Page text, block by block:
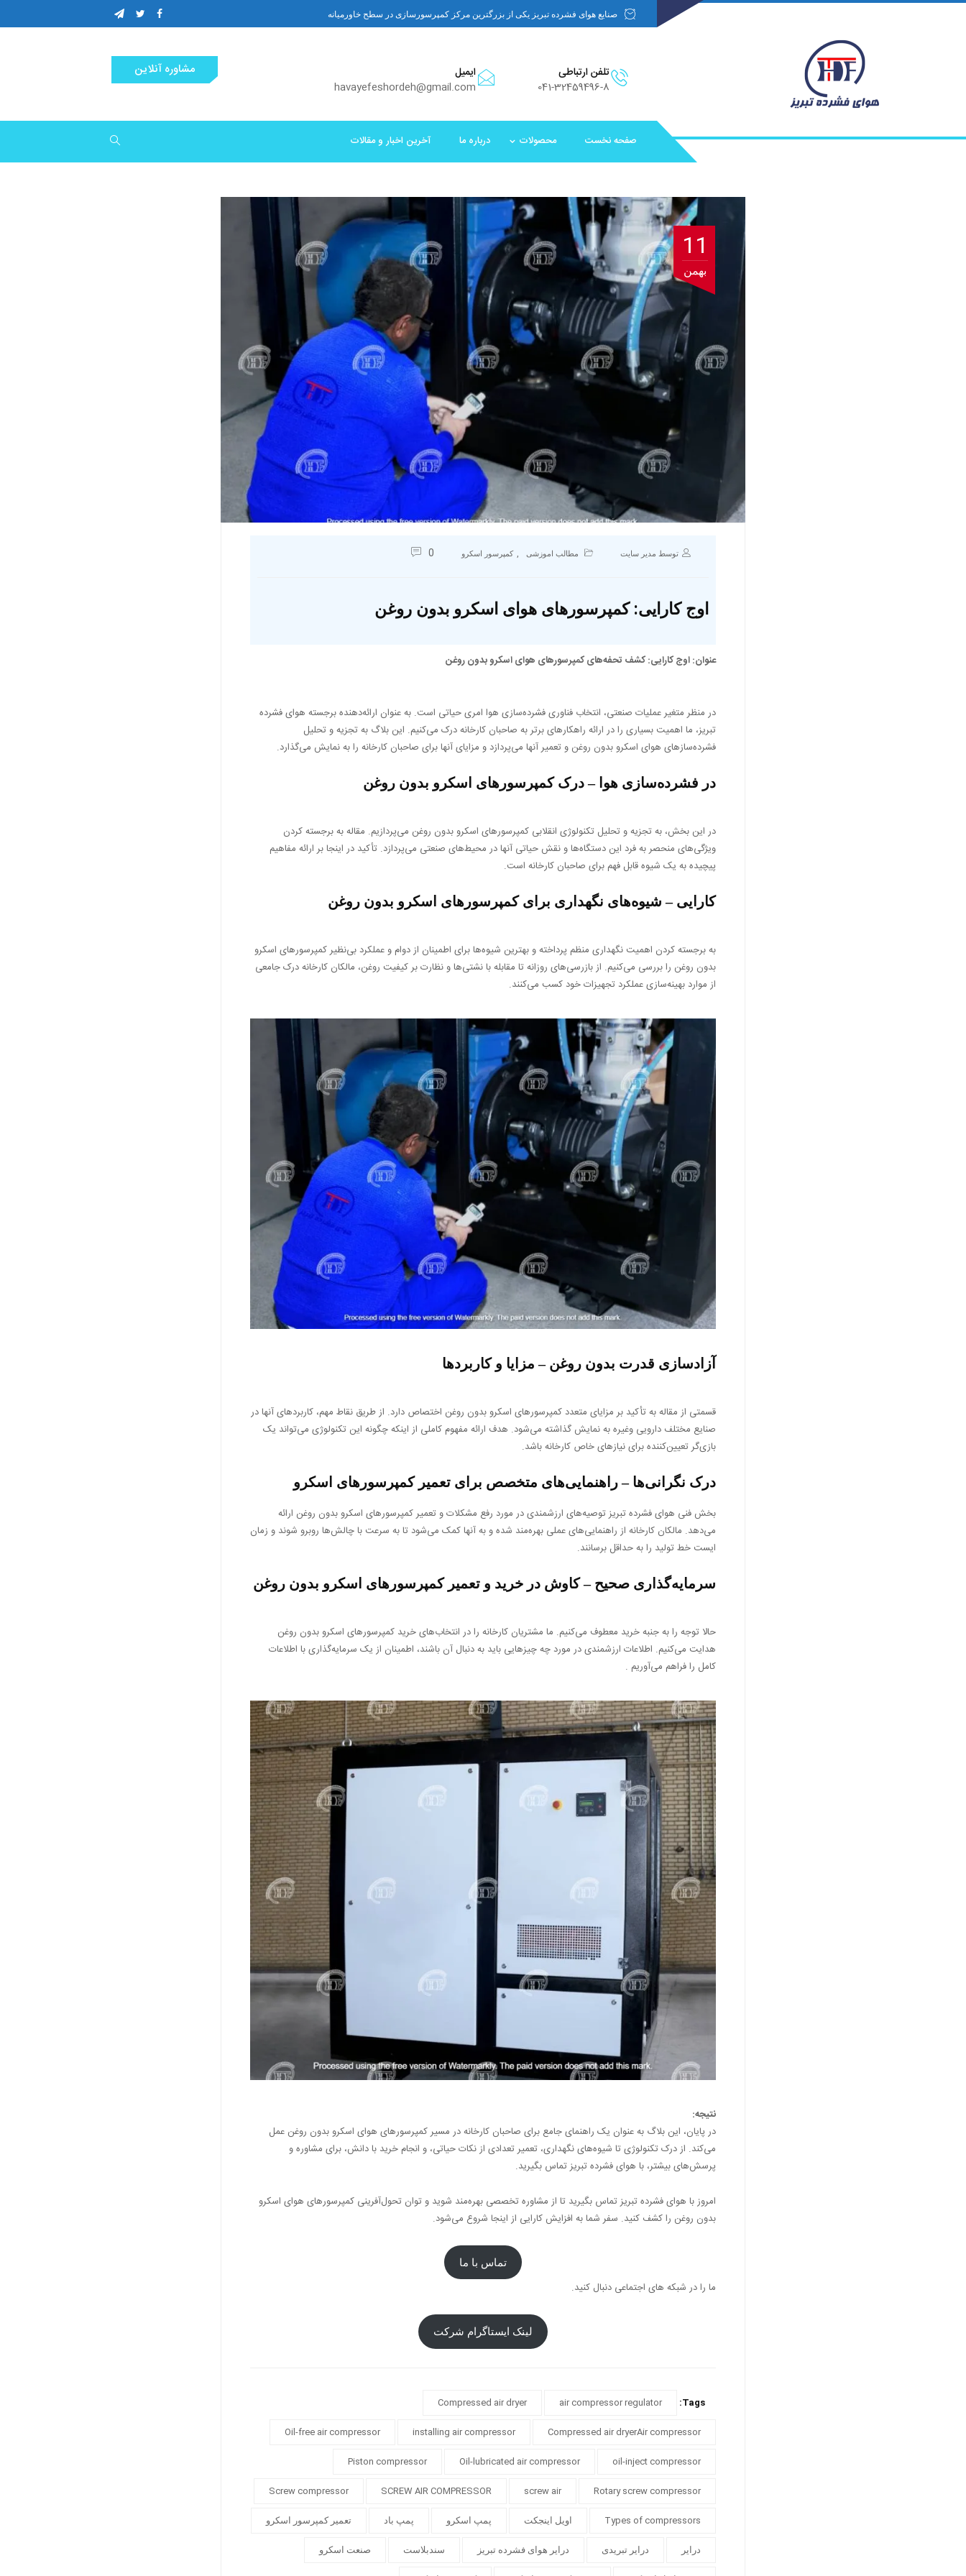
صنایع هوای فشرده تبریز یکی از بزرگترین مرکز کمپرسورسازی در سطح خاورمیانه
تلفن ارتباطی
041-32459496-8
ایمیل
havayefeshordeh@gmail.com
مشاوره آنلاین
صفحه نخست محصولات درباره ما آخرین اخبار و مقالات
11
بهمن
توسط مدیر سایت مطالب اموزشی کمپرسور اسکرو 0
اوج کارایی: کمپرسورهای هوای اسکرو بدون روغن
عنوان: اوج کارایی: کشف تحفه‌های کمپرسورهای هوای اسکرو بدون روغن
در منظر متغیر عملیات صنعتی، انتخاب فناوری فشرده‌سازی هوا امری حیاتی است. به عنوان ارائه‌دهنده برجسته هوای فشرده
تبریز، ما اهمیت بسیاری را در ارائه راهکارهای برتر به صاحبان کارخانه درک می‌کنیم. این بلاگ به تجزیه و تحلیل
فشرده‌سازهای هوای اسکرو بدون روغن و تعمیر آنها می‌پردازد و مزایای آنها برای صاحبان کارخانه را به نمایش می‌گذارد.
در فشرده‌سازی هوا – درک کمپرسورهای اسکرو بدون روغن
در این بخش، به تجزیه و تحلیل تکنولوژی انقلابی کمپرسورهای اسکرو بدون روغن می‌پردازیم. مقاله به برجسته کردن
ویژگی‌های منحصر به فرد این دستگاه‌ها و نقش حیاتی آنها در محیط‌های صنعتی می‌پردازد. تأکید در اینجا بر ارائه مفاهیم
پیچیده به یک شیوه قابل فهم برای صاحبان کارخانه است.
کارایی – شیوه‌های نگهداری برای کمپرسورهای اسکرو بدون روغن
به برجسته کردن اهمیت نگهداری منظم پرداخته و بهترین شیوه‌ها برای اطمینان از دوام و عملکرد بی‌نظیر کمپرسورهای اسکرو
بدون روغن را بررسی می‌کنیم. از بازرسی‌های روزانه تا مقابله با نشتی‌ها و نظارت بر کیفیت روغن، مالکان کارخانه درک جامعی
از موارد بهینه‌سازی عملکرد تجهیزات خود کسب می‌کنند.
آزادسازی قدرت بدون روغن – مزایا و کاربردها
قسمتی از مقاله به تأکید بر مزایای متعدد کمپرسورهای اسکرو بدون روغن اختصاص دارد. از طریق نقاط مهم، کاربردهای آنها در
صنایع مختلف دارویی وغیره به نمایش گذاشته می‌شود. هدف ارائه مفهوم کاملی از اینکه چگونه این تکنولوژی می‌تواند یک
بازی‌گر تعیین‌کننده برای نیازهای خاص کارخانه باشد.
درک نگرانی‌ها – راهنمایی‌های متخصص برای تعمیر کمپرسورهای اسکرو
بخش فنی هوای فشرده تبریز توصیه‌های ارزشمندی در مورد رفع مشکلات و تعمیر کمپرسورهای اسکرو بدون روغن ارائه
می‌دهد. مالکان کارخانه از راهنمایی‌های عملی بهره‌مند شده و به آنها کمک می‌شود تا به سرعت با چالش‌ها روبرو شوند و زمان
ایست خط تولید را به حداقل برسانند.
سرمایه‌گذاری صحیح – کاوش در خرید و تعمیر کمپرسورهای اسکرو بدون روغن
حالا توجه را به جنبه خرید معطوف می‌کنیم. ما مشتریان کارخانه را در انتخاب‌های خرید کمپرسورهای اسکرو بدون روغن
هدایت می‌کنیم. اطلاعات ارزشمندی در مورد چه چیزهایی باید به دنبال آن باشند، اطمینان از یک سرمایه‌گذاری با اطلاعات
کامل را فراهم می‌آوریم .
نتیجه:
در پایان، این بلاگ به عنوان یک راهنمای جامع برای صاحبان کارخانه در مسیر کمپرسورهای هوای اسکرو بدون روغن عمل
می‌کند. از درک تکنولوژی تا شیوه‌های نگهداری، تعمیر تعدادی از نکات حیاتی، و انجام خرید با دانش، برای مشاوره و
پرسش‌های بیشتر، با هوای فشرده تبریز تماس بگیرید.
امروز با هوای فشرده تبریز تماس بگیرید تا از مشاوره تخصصی بهره‌مند شوید و توان تحول‌آفرینی کمپرسورهای هوای اسکرو
بدون روغن را کشف کنید. سفر شما به افزایش کارایی از اینجا شروع می‌شود.
تماس با ما
ما را در شبکه های اجتماعی دنبال کنید.
لینک ایستاگرام شرکت
Tags:
air compressor regulator
Compressed air dryer
Compressed air dryerAir compressor
installing air compressor
Oil-free air compressor
oil-inject compressor
Oil-lubricated air compressor
Piston compressor
Rotary screw compressor
screw air
SCREW AIR COMPRESSOR
Screw compressor
Types of compressors اویل اینجکت پمپ اسکرو پمپ باد تعمیر کمپرسور اسکرو
درایر درایر تبریدی درایر هوای فشرده تبریز سندبلاست صنعت اسکرو